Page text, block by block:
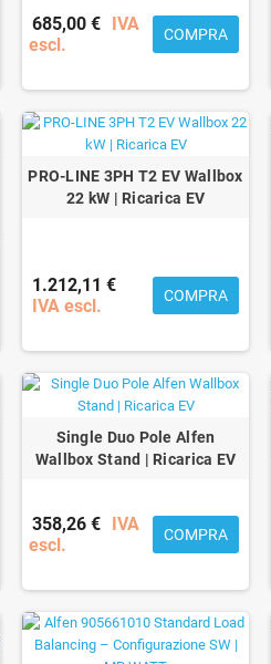
685,00 € IVA
escl.
COMPRA
PRO-LINE 3PH T2 EV Wallbox
22 kW | Ricarica EV
1.212,11 €
IVA escl.
COMPRA
Single Duo Pole Alfen
Wallbox Stand | Ricarica EV
358,26 € IVA
escl.
COMPRA